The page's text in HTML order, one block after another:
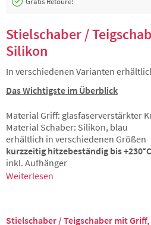
Stielschaber /
Silikon
In verschiedenen Varianten
Das Wichtigste im Überblick
Material Griff: glasfaserverstärkter
Material Schaber: Silikon, blau
erhältlich in verschiedenen Größen
kurzzeitig hitzebeständig bis +230°C
inkl. Aufhänger
Weiterlesen
Stielschaber / Teigschaber mit